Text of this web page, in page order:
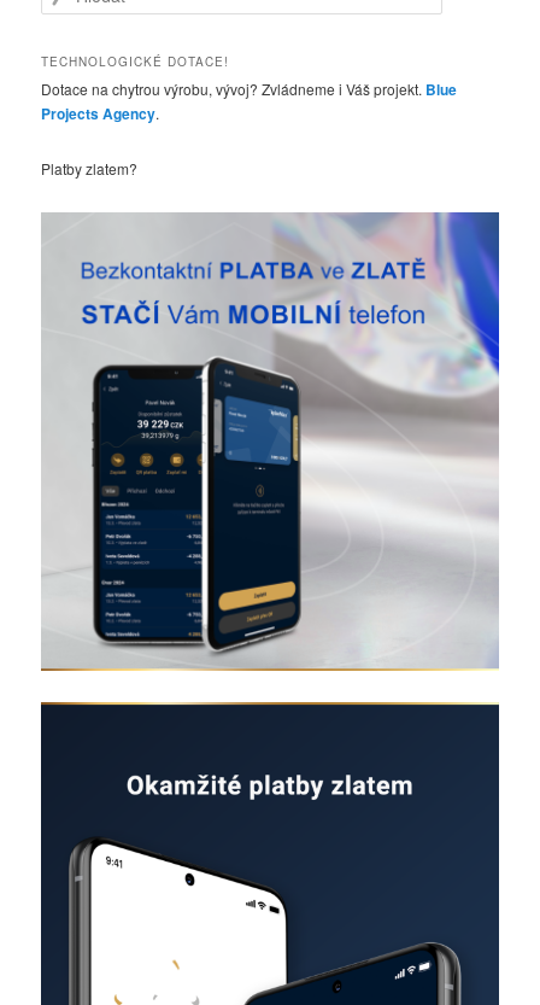
l
d
t
TECHNOLOGICKÉ DOTACE!
Dotace na chytrou výrobu, vývoj? Zvládneme i Váš projekt. Blue
Projects Agency.
Platby zlatem?